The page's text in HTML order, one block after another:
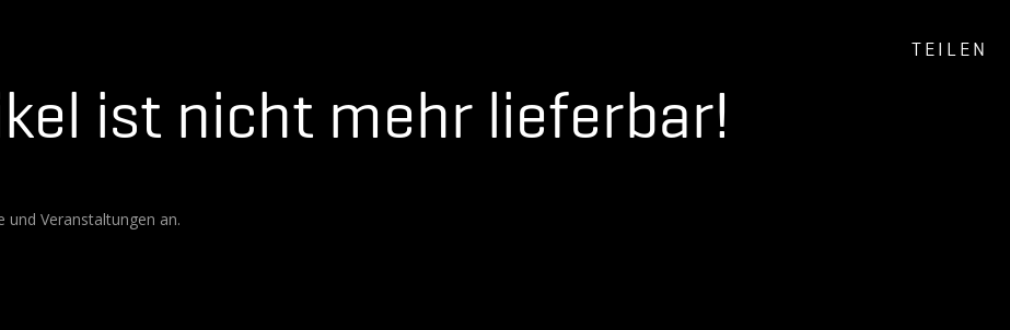
TEILEN
ist nicht mehr lieferbar!
und Veranstaltungen an.